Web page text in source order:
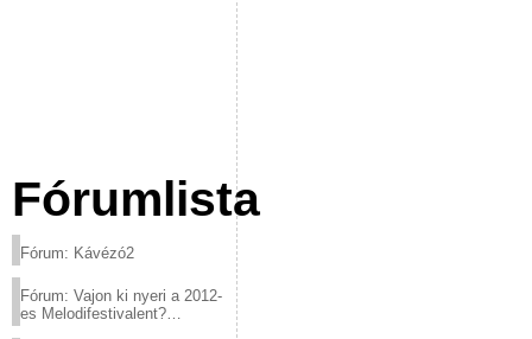
Fórumlista
Fórum: Kávézó2
Fórum: Vajon ki nyeri a 2012-
es Melodifestivalent?